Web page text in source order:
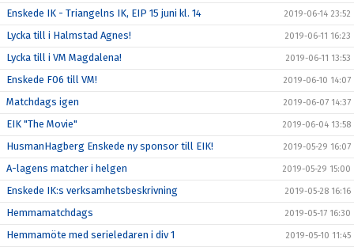
Enskede IK - Triangelns IK, EIP 15 juni kl. 14 2019-06-14 23:52
Lycka till i Halmstad Agnes! 2019-06-11 16:23
Lycka till i VM Magdalena! 2019-06-11 13:53
Enskede F06 till VM! 2019-06-10 14:07
Matchdags igen 2019-06-07 14:37
EIK "The Movie" 2019-06-04 13:58
HusmanHagberg Enskede ny sponsor till EIK! 2019-05-29 16:07
A-lagens matcher i helgen 2019-05-29 15:00
Enskede IK:s verksamhetsbeskrivning 2019-05-28 16:16
Hemmamatchdags 2019-05-17 16:30
Hemmamöte med serieledaren i div 1 2019-05-10 11:45